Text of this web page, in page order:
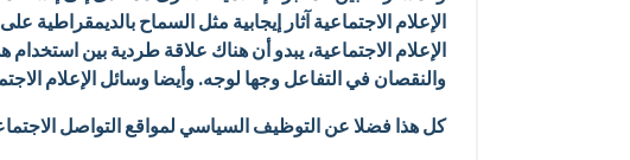
الإعلام الاجتماعية آثار إيجابية مثل السماح
الإعلام الاجتماعية، يبدو أن هناك علاقة طردية بين
والنقصان في التفاعل وجها لوجه. وأيضا وسائل الإعلام
كل هذا فضلا عن التوظيف السياسي لمواقع التواصل